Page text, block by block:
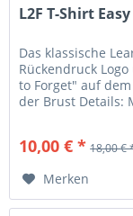
L2F T-Shirt
Das klassische
Rückendruck
to Forget" auf
der Brust Details:
10,00 € * 18,00 €
Merken